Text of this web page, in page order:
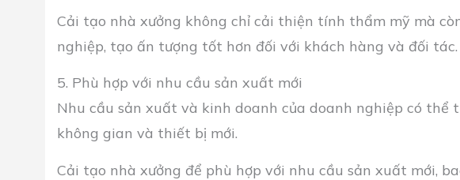
Cải tạo nhà xưởng không chỉ cải thiện tính thẩm mỹ mà
nghiệp, tạo ấn tượng tốt hơn đối với khách hàng và đối tác.
5. Phù hợp với nhu cầu sản xuất mới
Nhu cầu sản xuất và kinh doanh của doanh nghiệp có thể
không gian và thiết bị mới.
Cải tạo nhà xưởng để phù hợp với nhu cầu sản xuất mới,